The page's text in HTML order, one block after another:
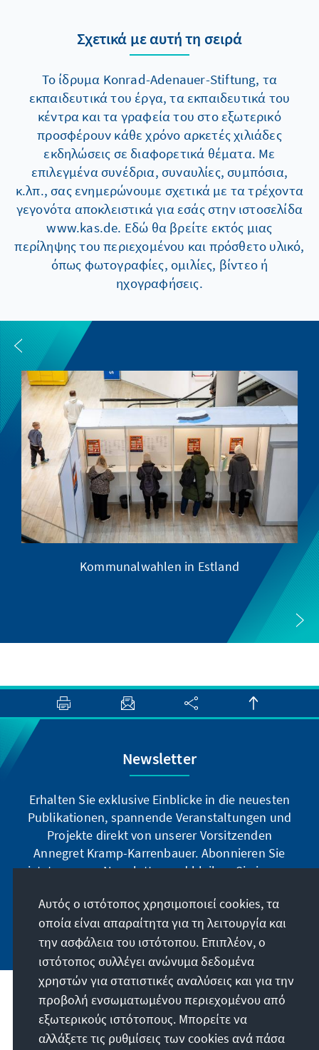
Σχετικά με αυτή τη σειρά
Το ίδρυμα Konrad-Adenauer-Stiftung, τα
εκπαιδευτικά του έργα, τα εκπαιδευτικά του
κέντρα και τα γραφεία του στο εξωτερικό
προσφέρουν κάθε χρόνο αρκετές χιλιάδες
εκδηλώσεις σε διαφορετικά θέματα. Με
επιλεγμένα συνέδρια, συναυλίες, συμπόσια,
κ.λπ., σας ενημερώνουμε σχετικά με τα τρέχοντα
γεγονότα αποκλειστικά για εσάς στην ιστοσελίδα
www.kas.de. Εδώ θα βρείτε εκτός μιας
περίληψης του περιεχομένου και πρόσθετο υλικό,
όπως φωτογραφίες, ομιλίες, βίντεο ή
ηχογραφήσεις.
Kommunalwahlen in Estland
Newsletter
Erhalten Sie exklusive Einblicke in die neuesten
Publikationen, spannende Veranstaltungen und
Projekte direkt von unserer Vorsitzenden
Annegret Kramp-Karrenbauer. Abonnieren Sie
jetzt unseren Newsletter und bleiben Sie immer
Jetzt abonnieren
Την παραγγελία μας
Επικοινωνία
Αυτός ο ιστότοπος χρησιμοποιεί cookies, τα
οποία είναι απαραίτητα για τη λειτουργία και
την ασφάλεια του ιστότοπου. Επιπλέον, ο
ιστότοπος συλλέγει ανώνυμα δεδομένα
χρηστών για στατιστικές αναλύσεις και για την
προβολή ενσωματωμένου περιεχομένου από
εξωτερικούς ιστότοπους. Μπορείτε να
αλλάξετε τις ρυθμίσεις των cookies ανά πάσα